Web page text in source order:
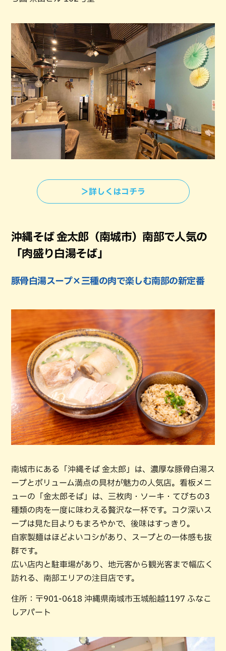
＞詳しくはコチラ
沖縄そば 金太郎（南城市）南部で人気の
「肉盛り白湯そば」
豚骨白湯スープ×三種の肉で楽しむ南部の新定番
南城市にある「沖縄そば 金太郎」は、濃厚な豚骨白湯ス
ープとボリューム満点の具材が魅力の人気店。看板メニ
ューの「金太郎そば」は、三枚肉・ソーキ・てびちの3
種類の肉を一度に味わえる贅沢な一杯です。コク深いス
ープは見た目よりもまろやかで、後味はすっきり。
自家製麺はほどよいコシがあり、スープとの一体感も抜
群です。
広い店内と駐車場があり、地元客から観光客まで幅広く
訪れる、南部エリアの注目店です。
住所：〒901-0618 沖縄県南城市玉城船越1197 ふなこ
しアパート